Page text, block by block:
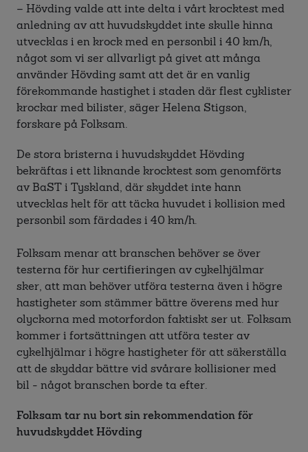
– Hövding valde att inte delta i vårt krocktest med
anledning av att huvudskyddet inte skulle hinna
utvecklas i en krock med en personbil i 40 km/h,
något som vi ser allvarligt på givet att många
använder Hövding samt att det är en vanlig
förekommande hastighet i staden där flest cyklister
krockar med bilister, säger Helena Stigson,
forskare på Folksam.
De stora bristerna i huvudskyddet Hövding
bekräftas i ett liknande krocktest som genomförts
av BaST i Tyskland, där skyddet inte hann
utvecklas helt för att täcka huvudet i kollision med
personbil som färdades i 40 km/h.
Folksam menar att branschen behöver se över
testerna för hur certifieringen av cykelhjälmar
sker, att man behöver utföra testerna även i högre
hastigheter som stämmer bättre överens med hur
olyckorna med motorfordon faktiskt ser ut. Folksam
kommer i fortsättningen att utföra tester av
cykelhjälmar i högre hastigheter för att säkerställa
att de skyddar bättre vid svårare kollisioner med
bil - något branschen borde ta efter.
Folksam tar nu bort sin rekommendation för
huvudskyddet Hövding